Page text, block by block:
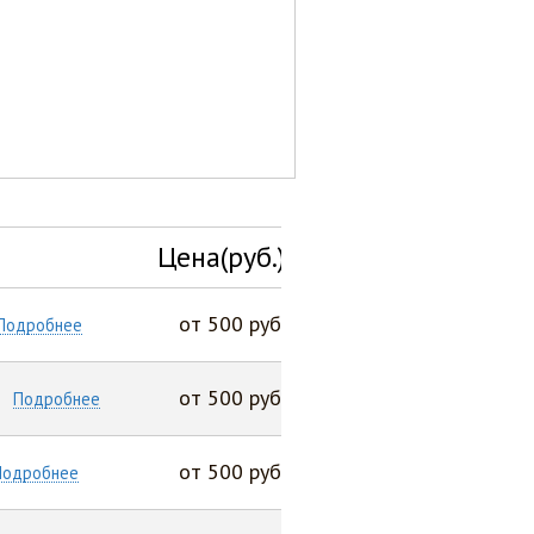
Цена(руб.)
от 500 руб
Подробнее от 500 руб
от 500 руб